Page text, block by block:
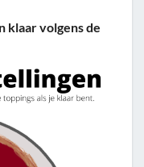
klaar volgens de